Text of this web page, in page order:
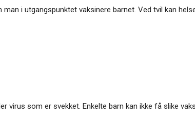
i utgangspunktet vaksinere barnet. Ved tvil kan
virus som er svekket. Enkelte barn kan ikke få slike